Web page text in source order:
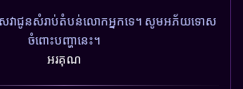
េវាជូនសំរាប់តំបន់លោកអ្នកទេ។ សូមអភ័យទោស
ចំពោះបញ្ហានេះ។
អរគុណ